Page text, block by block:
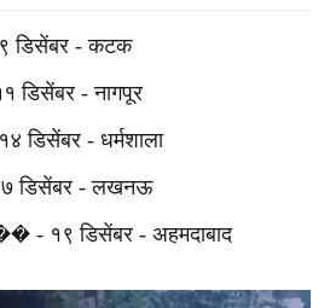
९ डिसेंबर - कटक
डिसेंबर - नागपूर
डिसेंबर - धर्मशाला
डिसेंबर - लखनऊ
- १९ डिसेंबर - अहमदाबाद